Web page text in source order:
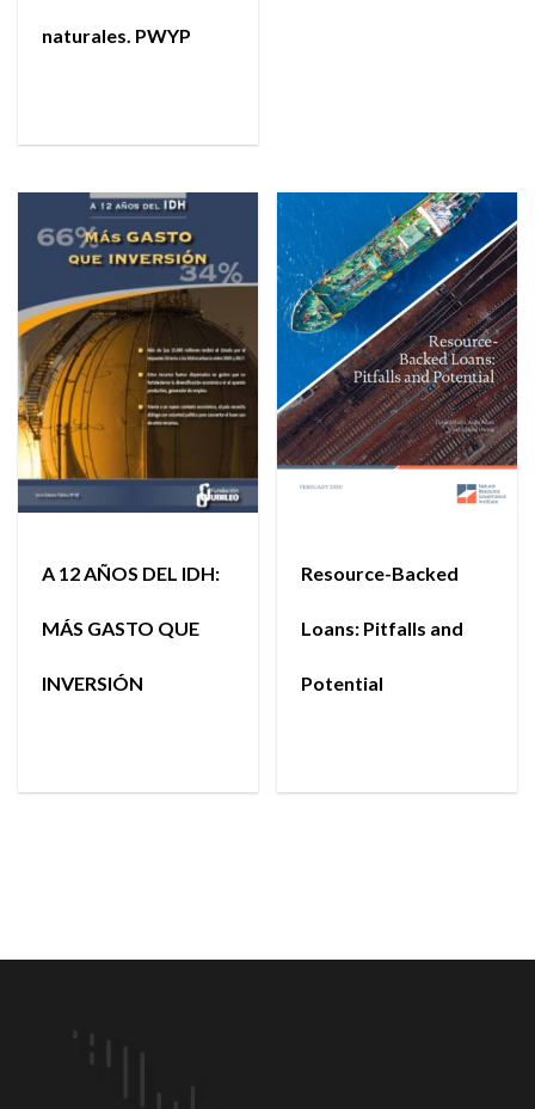
naturales. PWYP
A 12 AÑOS DEL IDH:
MÁS GASTO QUE
INVERSIÓN
Resource-Backed
Loans: Pitfalls and
Potential